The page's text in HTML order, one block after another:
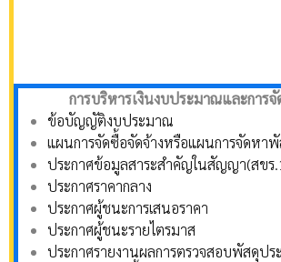
การบริหารเงินงบประมาณและการจั
ข้อบัญญัติงบประมาณ
แผนการจัดซื้อจัดจ้างหรือแผนการจัดหา
ประกาศข้อมูลสาระสำคัญในสัญญา(สขร
ประกาศราคากลาง
ประกาศผู้ชนะการเสนอราคา
ประกาศผู้ชนะรายไตรมาส
ประกาศรายงานผลการตรวจสอบพัสดุปร